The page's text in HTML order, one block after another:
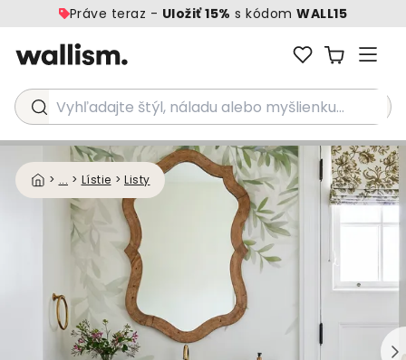
Práve teraz - Uložiť 15% s kódomWALL15
Vyhľadajte štýl, náladu alebo myšlienku...
> ... > Lístie > Listy